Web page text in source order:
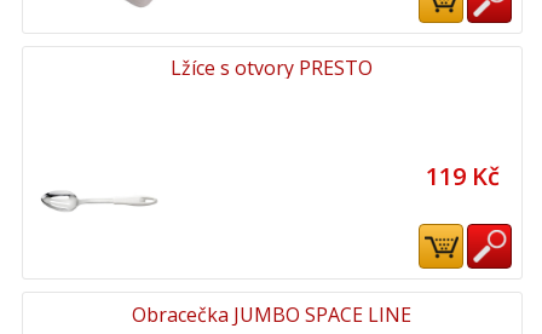
Lžíce s otvory PRESTO
119 Kč
Obracečka JUMBO SPACE LINE